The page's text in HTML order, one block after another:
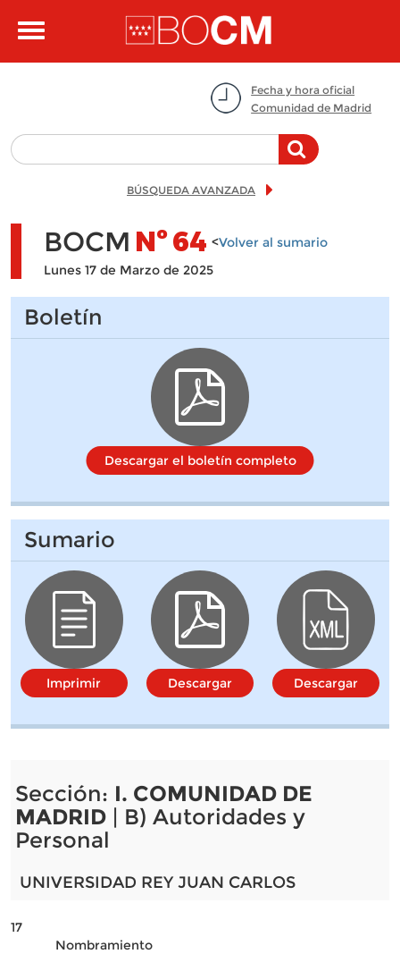
Toggle
Fecha y hora oficial
Comunidad de Madrid
BÚSQUEDA AVANZADA
BOCM Nº64 <Volver al sumario
Lunes 17 de Marzo de 2025
Boletín
Descargar el boletín completo
Sumario
Imprimir Descargar Descargar
Sección: I. COMUNIDAD DE
MADRID| B) Autoridades y
Personal
UNIVERSIDAD REY JUAN CARLOS
17
Nombramiento